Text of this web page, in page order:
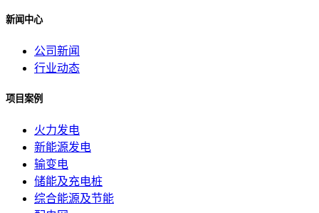
新闻中心
公司新闻
行业动态
项目案例
火力发电
新能源发电
输变电
储能及充电桩
综合能源及节能